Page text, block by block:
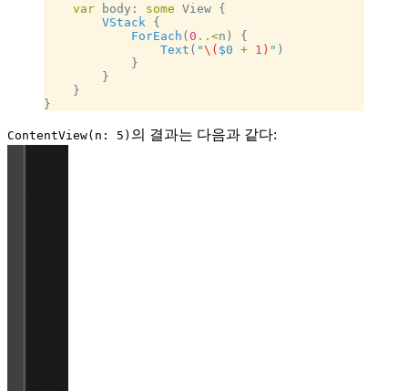
    var
body: some View {
        VStack
{
            ForEach
( 0 ..<n) {
                Text
( "\( $0 + 1 ) " )
            }
        }
    }
}
ContentView(n: 5) 의 결과는 다음과 같다: